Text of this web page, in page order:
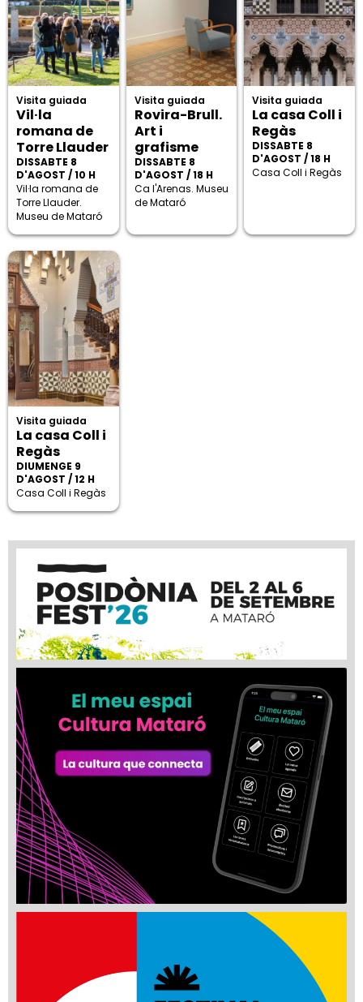
Visita guiada
Vil·la
romana de
Torre Llauder
DISSABTE 8
D'AGOST / 10 H
Vil·la romana de
Torre Llauder.
Museu de Mataró
Visita guiada
Rovira-Brull.
Art i
grafisme
DISSABTE 8
D'AGOST / 18 H
Ca l'Arenas. Museu
de Mataró
Visita guiada
La casa Coll i
Regàs
DISSABTE 8
D'AGOST / 18 H
Casa Coll i Regàs
Visita guiada
La casa Coll i
Regàs
DIUMENGE 9
D'AGOST / 12 H
Casa Coll i Regàs